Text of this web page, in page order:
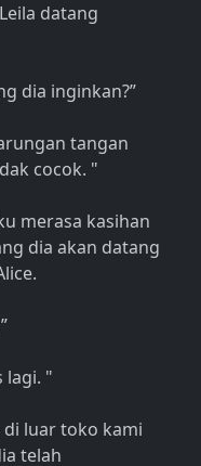
datang
dia inginkan?”
tangan
cocok. "
merasa kasihan
dia akan datang
lagi. "
luar toko kami
telah